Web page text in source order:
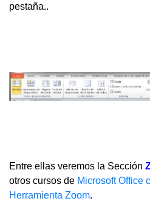
pestaña..
Entre ellas veremos la Sección
otros cursos de Microsoft Office
Herramienta Zoom.